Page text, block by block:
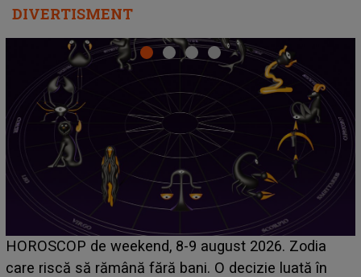
DIVERTISMENT
Emanuel a ținut ACEST DETALIU ASCUNS până
acum! În fața Alexandrei, concurentul din Casa Iubirii